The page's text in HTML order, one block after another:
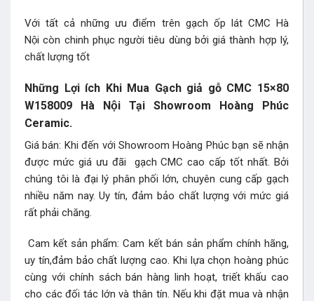
Với tất cả những ưu điểm trên gạch ốp lát CMC Hà
Nội còn chinh phục người tiêu dùng bởi giá thành hợp lý,
chất lượng tốt
Những Lợi ích Khi Mua Gạch giả gỗ CMC 15×80
W158009 Hà Nội Tại Showroom Hoàng Phúc
Ceramic.
Giá bán: Khi đến với Showroom Hoàng Phúc bạn sẽ nhận
được mức giá ưu đãi gạch CMC cao cấp tốt nhất. Bởi
chúng tôi là đại lý phân phối lớn, chuyên cung cấp gạch
nhiều năm nay. Uy tín, đảm bảo chất lượng với mức giá
rất phải chăng.
Cam kết sản phẩm: Cam kết bán sản phẩm chính hãng,
uy tín,đảm bảo chất lượng cao. Khi lựa chọn hoàng phúc
cùng với chính sách bán hàng linh hoạt, triết khấu cao
cho các đối tác lớn và thân tín. Nếu khi đặt mua và nhận